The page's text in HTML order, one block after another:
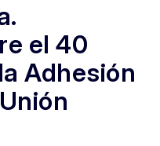
el 40
Adhesión